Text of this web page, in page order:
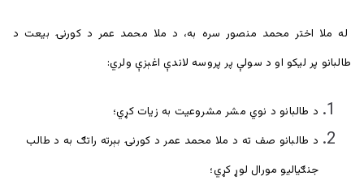
له ملا اختر محمد منصور سره به، د ملا محمد عمر د کورنۍ بیعت د
طالبانو پر ليکو او د سولې پر پروسه لاندې اغېزې ولري:
د طالبانو د نوي مشر مشروعیت به زیات کړي؛
د طالبانو صف ته د ملا محمد عمر د کورنۍ بېرته راتګ به د طالب
جنګياليو مورال لوړ کړي؛